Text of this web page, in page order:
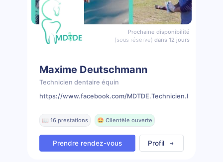
Prochaine disponibilité
(sous réserve) dans 12 jours
Maxime Deutschmann
Technicien dentaire équin
https://www.facebook.com/
📖 16 prestations 🤩 Clientèle ouverte
Prendre rendez-vous Profil